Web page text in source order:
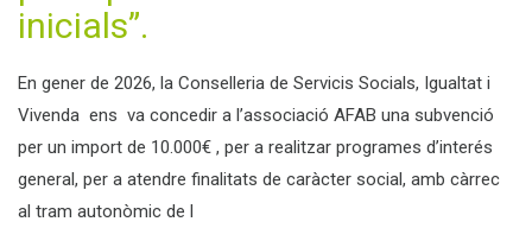
inicials”.
En gener de 2026, la Conselleria de Servicis Socials, Igualtat i
Vivenda ens va concedir a l’associació AFAB una subvenció
per un import de 10.000€ , per a realitzar programes d’interés
general, per a atendre finalitats de caràcter social, amb càrrec
al tram autonòmic de l